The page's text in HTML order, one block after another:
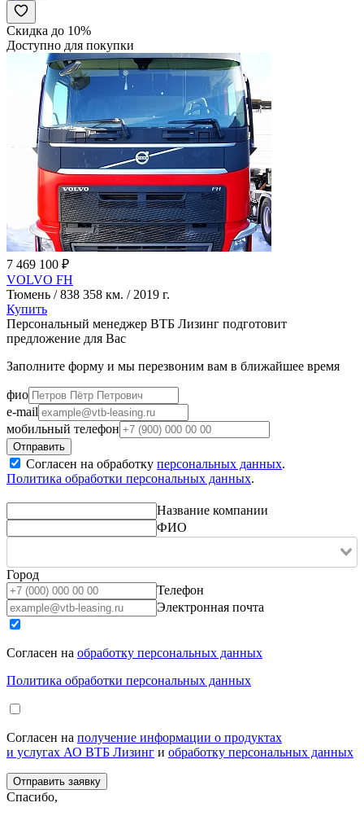
Скидка до 10%
Доступно для покупки
7 469 100 ₽
VOLVO FH
Тюмень / 838 358 км. / 2019 г.
Купить
Персональный менеджер ВТБ Лизинг подготовит
предложение для Вас
Заполните форму и мы перезвоним вам в ближайшее время
фио
e-mail
мобильный телефон
Согласен на обработку персональных данных.
Политика обработки персональных данных.
Название компании
ФИО
Город
Телефон
Электронная почта
Согласен на обработку персональных данных
Политика обработки персональных данных
Согласен на получение информации о продуктах
и услугах АО ВТБ Лизинг и обработку персональных данных
Спасибо,